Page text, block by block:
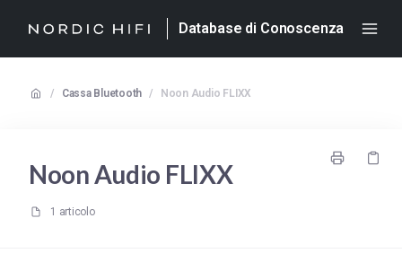
Database di Conoscenza
/ Cassa Bluetooth / Noon Audio FLIXX
Noon Audio FLIXX
1 articolo